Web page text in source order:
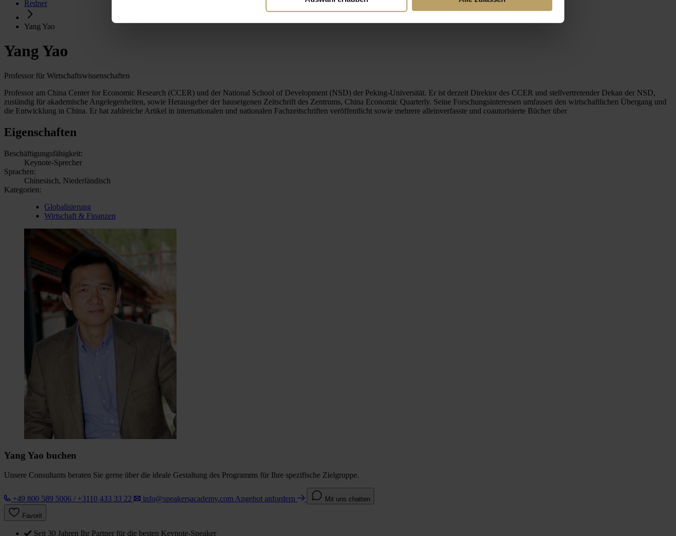
Redner
Yang Yao
Yang Yao
Professor für Wirtschaftswissenschaften
Professor am China Center for Economic Research (CCER) und der National School of Development (NSD) der Peking-Universität. Er ist derzeit Direktor des CCER und stellvertretender Dekan der NSD,
zuständig für akademische Angelegenheiten, sowie Herausgeber der hauseigenen Zeitschrift des Zentrums, China Economic Quarterly. Seine Forschungsinteressen umfassen den wirtschaftlichen Übergang und
die Entwicklung in China. Er hat zahlreiche Artikel in internationalen und nationalen Fachzeitschriften veröffentlicht sowie mehrere alleinverfasste und coautorisierte Bücher über
Eigenschaften
Beschäftigungsfähigkeit:
Keynote-Sprecher
Sprachen:
Chinesisch, Niederländisch
Kategorien:
Globalisierung
Wirtschaft & Finanzen
Yang Yao buchen
Unsere Consultants beraten Sie gerne über die ideale Gestaltung des Programms für Ihre spezifische Zielgruppe.
+49 800 589 5006 / +3110 433 33 22 info@speakersacademy.com Angebot anfordern Mit uns chatten
Favorit
Seit 30 Jahren Ihr Partner für die besten Keynote-Speaker